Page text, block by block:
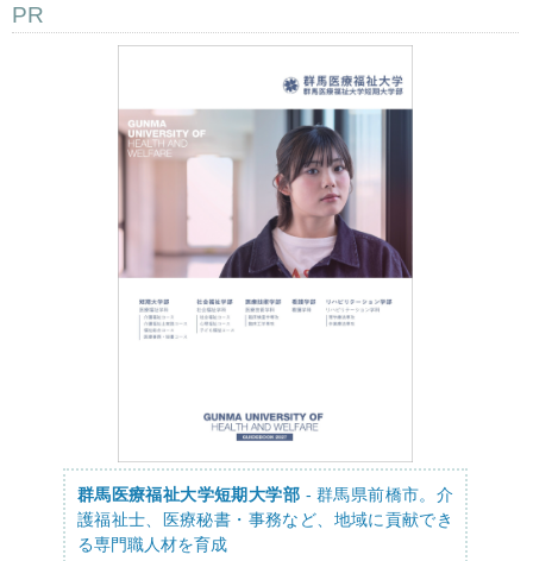
PR
群馬医療福祉大学短期大学部 - 群馬県前橋市。介
護福祉士、医療秘書・事務など、地域に貢献でき
る専門職人材を育成